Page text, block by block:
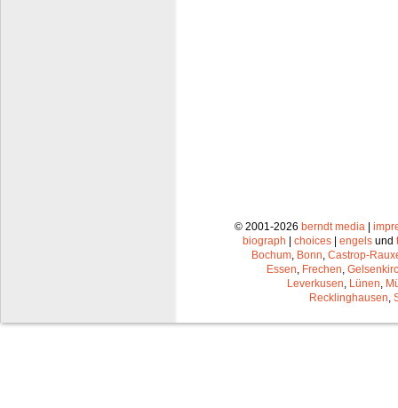
© 2001-2026 berndt media |
biograph | choices | engels und
Bochum Bonn Castrop-
Essen Frechen
Leverkusen Lünen
Recklinghausen